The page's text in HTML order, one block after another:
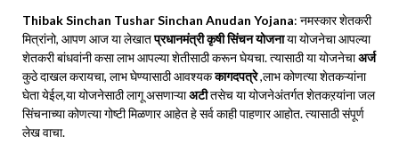
Thibak Sinchan Tushar Sinchan Anudan Yojana: नमस्कार शेतकरी
मित्रांनो, आपण आज या लेखातप्रधानमंत्री कृषी सिंचन योजनाया योजनेचा आपल्या
शेतकरी बांधवांनी कसा लाभ आपल्या शेतीसाठी करून घेयचा. त्यासाठी या योजनेचाअर्ज
कुठे दाखल करायचा, लाभ घेण्यासाठी आवश्यककागदपत्रे,लाभ कोणत्या शेतकऱ्यांना
घेता येईल,या योजनेसाठी लागू असणाऱ्याअटीतसेच या योजनेअंतर्गत शेतकऱयांना जल
सिंचनाच्या कोणत्या गोष्टी मिळणार आहेत हे सर्व काही पाहणार आहोत. त्यासाठी संपूर्ण
लेख वाचा.